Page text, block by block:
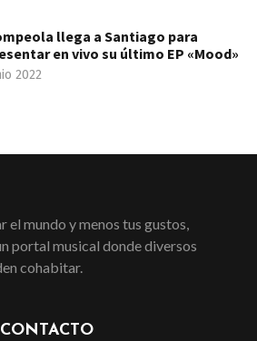
llega a Santiago para
en vivo su último EP «Mood»
2022
mundo y menos tus gustos,
portal musical donde diversos
cohabitar.
CONTACTO